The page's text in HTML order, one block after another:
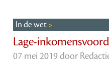
In de wet
Lage-
07 mei 2019 door